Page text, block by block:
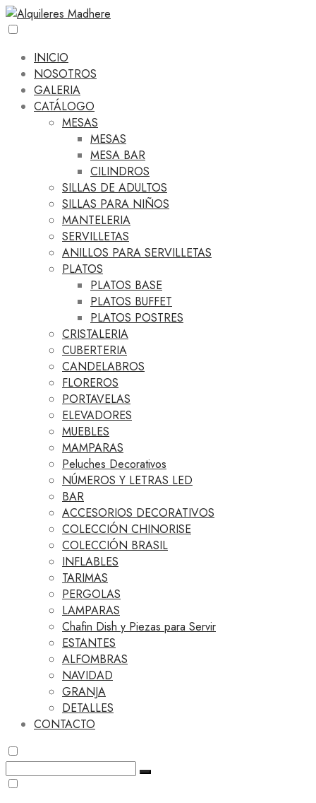
INICIO
NOSOTROS
GALERIA
CATÁLOGO
MESAS
MESAS
MESA BAR
CILINDROS
SILLAS DE ADULTOS
SILLAS PARA NIÑOS
MANTELERIA
SERVILLETAS
ANILLOS PARA SERVILLETAS
PLATOS
PLATOS BASE
PLATOS BUFFET
PLATOS POSTRES
CRISTALERIA
CUBERTERIA
CANDELABROS
FLOREROS
PORTAVELAS
ELEVADORES
MUEBLES
MAMPARAS
Peluches Decorativos
NÚMEROS Y LETRAS LED
BAR
ACCESORIOS DECORATIVOS
COLECCIÓN CHINORISE
COLECCIÓN BRASIL
INFLABLES
TARIMAS
PERGOLAS
LAMPARAS
Chafin Dish y Piezas para Servir
ESTANTES
ALFOMBRAS
NAVIDAD
GRANJA
DETALLES
CONTACTO